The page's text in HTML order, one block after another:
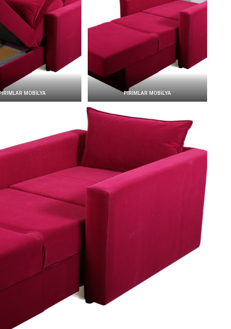
MOBİLYA PIRIMLAR MOBİLYA